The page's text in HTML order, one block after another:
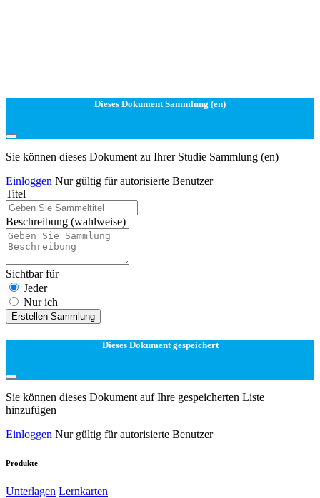
Dieses Dokument Sammlung (en)
Sie können dieses Dokument zu Ihrer Studie Sammlung (en)
Einloggen Nur gültig für autorisierte Benutzer
Titel
Beschreibung (wahlweise)
Sichtbar für
Jeder
Nur ich
Erstellen Sammlung
Dieses Dokument gespeichert
Sie können dieses Dokument auf Ihre gespeicherten Liste
hinzufügen
Einloggen Nur gültig für autorisierte Benutzer
Produkte
Unterlagen Lernkarten